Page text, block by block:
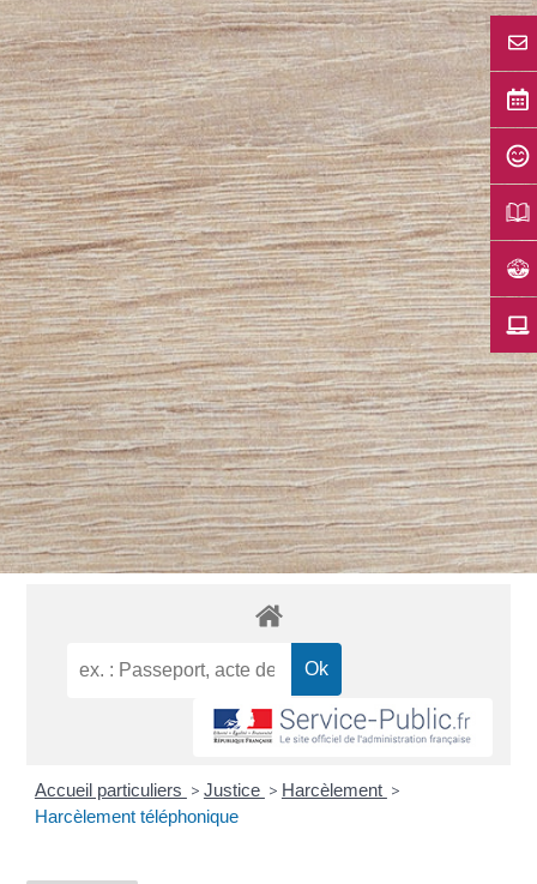
Accueil particuliers > Justice > Harcèlement >
Harcèlement téléphonique